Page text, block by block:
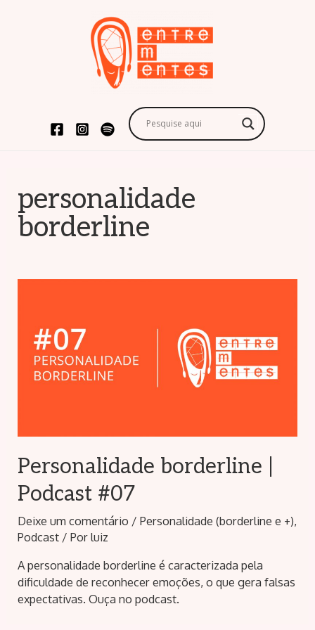
personalidade
borderline
Personalidade borderline |
Podcast #07
Deixe um comentário /Personalidade (borderline e +),
Podcast / Porluiz
A personalidade borderline é caracterizada pela
dificuldade de reconhecer emoções, o que gera falsas
expectativas. Ouça no podcast.